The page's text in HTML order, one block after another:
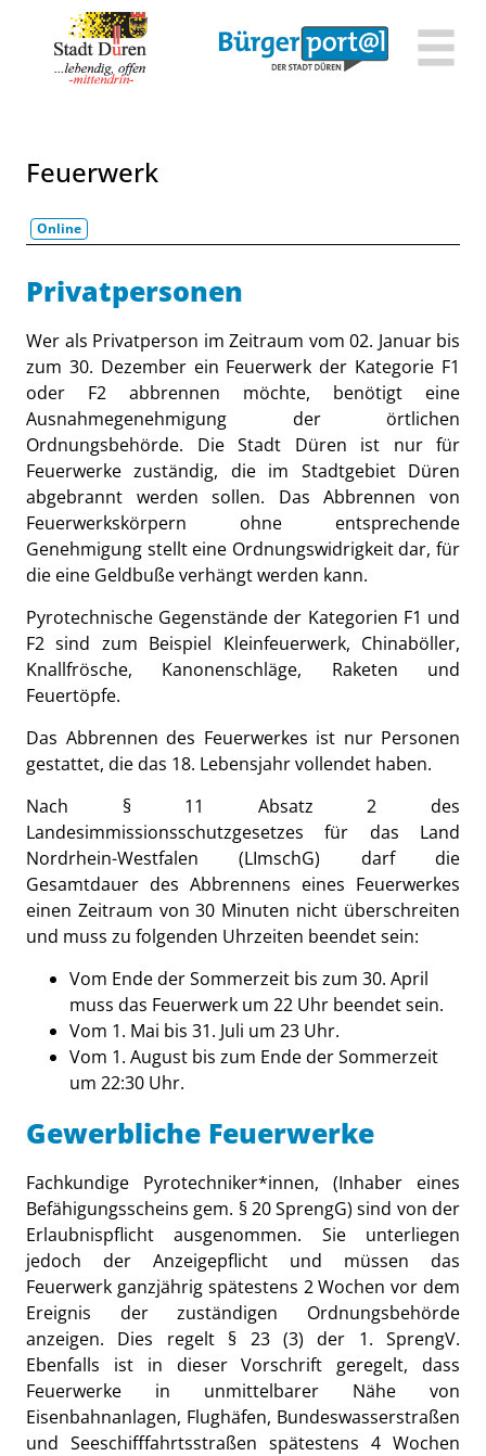
Zum Hauptinhalt springen
Zum Header
Zum Hauptinhalt
Zum Footer
Feuerwerk
Online
Beschreibung
Privatpersonen
Wer als Privatperson im Zeitraum vom 02. Januar bis
zum 30. Dezember ein Feuerwerk der Kategorie F1
oder F2 abbrennen möchte, benötigt eine
Ausnahmegenehmigung der örtlichen
Ordnungsbehörde. Die Stadt Düren ist nur für
Feuerwerke zuständig, die im Stadtgebiet Düren
abgebrannt werden sollen. Das Abbrennen von
Feuerwerkskörpern ohne entsprechende
Genehmigung stellt eine Ordnungswidrigkeit dar, für
die eine Geldbuße verhängt werden kann.
Pyrotechnische Gegenstände der Kategorien F1 und
F2 sind zum Beispiel Kleinfeuerwerk, Chinaböller,
Knallfrösche, Kanonenschläge, Raketen und
Feuertöpfe.
Das Abbrennen des Feuerwerkes ist nur Personen
gestattet, die das 18. Lebensjahr vollendet haben.
Nach § 11 Absatz 2 des
Landesimmissionsschutzgesetzes für das Land
Nordrhein-Westfalen (LImschG) darf die
Gesamtdauer des Abbrennens eines Feuerwerkes
einen Zeitraum von 30 Minuten nicht überschreiten
und muss zu folgenden Uhrzeiten beendet sein:
Vom Ende der Sommerzeit bis zum 30. April
muss das Feuerwerk um 22 Uhr beendet sein.
Vom 1. Mai bis 31. Juli um 23 Uhr.
Vom 1. August bis zum Ende der Sommerzeit
um 22:30 Uhr.
Gewerbliche Feuerwerke
Fachkundige Pyrotechniker*innen, (Inhaber eines
Befähigungsscheins gem. § 20 SprengG) sind von der
Erlaubnispflicht ausgenommen. Sie unterliegen
jedoch der Anzeigepflicht und müssen das
Feuerwerk ganzjährig spätestens 2 Wochen vor dem
Ereignis der zuständigen Ordnungsbehörde
anzeigen. Dies regelt § 23 (3) der 1. SprengV.
Ebenfalls ist in dieser Vorschrift geregelt, dass
Feuerwerke in unmittelbarer Nähe von
Eisenbahnanlagen, Flughäfen, Bundeswasserstraßen
und Seeschifffahrtsstraßen spätestens 4 Wochen